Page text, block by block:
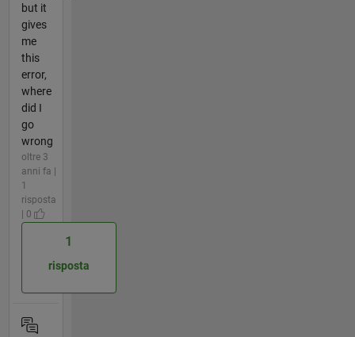
but it
gives
me
this
error,
where
did I
go
wrong
oltre 3
anni fa |
1
risposta
| 0
1
risposta